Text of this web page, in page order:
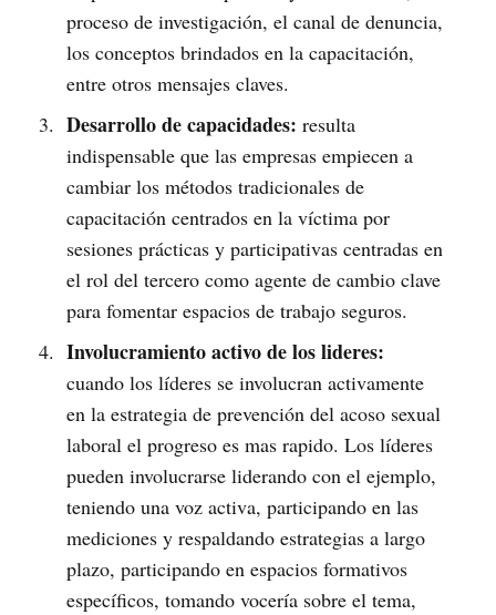
proceso de investigación, el canal de denuncia,
los conceptos brindados en la capacitación,
entre otros mensajes claves.
Desarrollo de capacidades: resulta
indispensable que las empresas empiecen a
cambiar los métodos tradicionales de
capacitación centrados en la víctima por
sesiones prácticas y participativas centradas en
el rol del tercero como agente de cambio clave
para fomentar espacios de trabajo seguros.
Involucramiento activo de los lideres:
cuando los líderes se involucran activamente
en la estrategia de prevención del acoso sexual
laboral el progreso es mas rapido. Los líderes
pueden involucrarse liderando con el ejemplo,
teniendo una voz activa, participando en las
mediciones y respaldando estrategias a largo
plazo, participando en espacios formativos
específicos, tomando vocería sobre el tema,